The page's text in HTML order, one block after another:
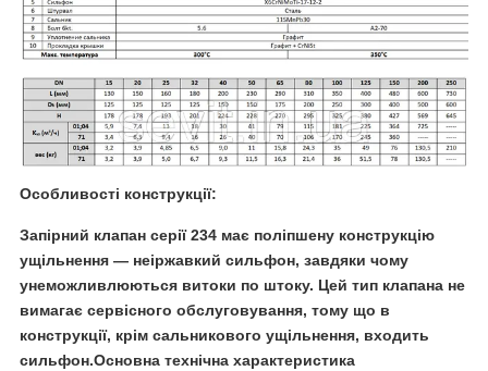
Особливості конструкції:
Запірний клапан серії 234 має поліпшену конструкцію
ущільнення — неіржавкий сильфон, завдяки чому
унеможливлюються витоки по штоку. Цей тип клапана не
вимагає сервісного обслуговування, тому що в
конструкції, крім сальникового ущільнення, входить
сильфон.Основна технічна характеристика